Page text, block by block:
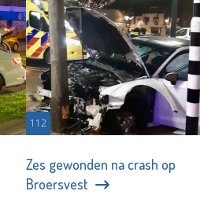
112
Zes gewonden na crash op
Broersvest